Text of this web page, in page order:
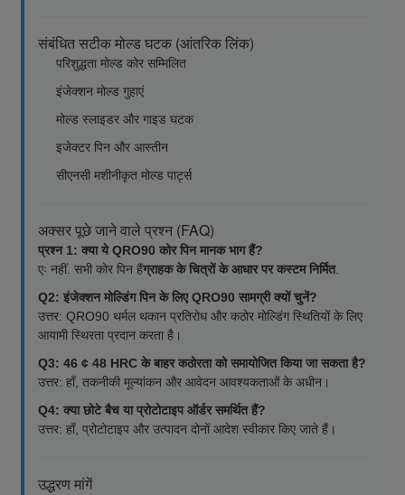
संबंधित सटीक मोल्ड घटक (आंतरिक लिंक)
परिशुद्धता मोल्ड कोर सम्मिलित
इंजेक्शन मोल्ड गुहाएं
मोल्ड स्लाइडर और गाइड घटक
इजेक्टर पिन और आस्तीन
सीएनसी मशीनीकृत मोल्ड पार्ट्स
अक्सर पूछे जाने वाले प्रश्न (FAQ)
प्रश्न 1: क्या ये QRO90 कोर पिन मानक भाग हैं?
एः नहीं. सभी कोर पिन हैंग्राहक के चित्रों के आधार पर कस्टम निर्मित.
Q2: इंजेक्शन मोल्डिंग पिन के लिए QRO90 सामग्री क्यों चुनें?
उत्तर: QRO90 थर्मल थकान प्रतिरोध और कठोर मोल्डिंग स्थितियों के लिए
आयामी स्थिरता प्रदान करता है।
Q3: 46 ¢ 48 HRC के बाहर कठोरता को समायोजित किया जा सकता है?
उत्तर: हाँ, तकनीकी मूल्यांकन और आवेदन आवश्यकताओं के अधीन।
Q4: क्या छोटे बैच या प्रोटोटाइप ऑर्डर समर्थित हैं?
उत्तर: हाँ, प्रोटोटाइप और उत्पादन दोनों आदेश स्वीकार किए जाते हैं।
उद्धरण मांगें